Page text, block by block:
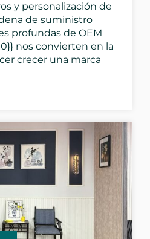
y personalización de
de suministro
profundas de OEM
nos convierten en la
crecer una marca